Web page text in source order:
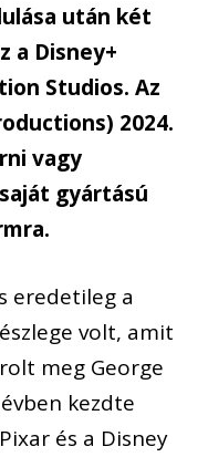
után két
a Disney+
Studios. Az
2024.
vagy
gyártású
eredetileg a
volt, amit
meg George
kezdte
és a Disney